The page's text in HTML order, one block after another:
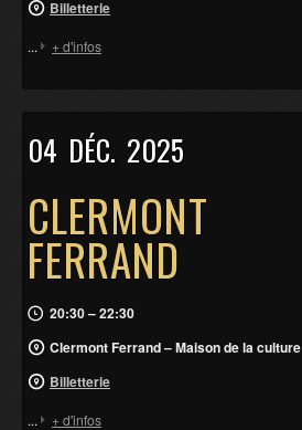
Billetterie
... + d'infos
04 DÉC. 2025
CLERMONT
FERRAND
20:30 – 22:30
Clermont Ferrand – Maison de la culture
Billetterie
... + d'infos